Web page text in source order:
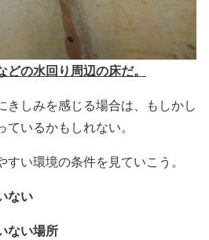
の水回り周辺の床だ。
きしみを感じる場合は、もしかし
いるかもしれない。
い環境の条件を見ていこう。
ない
ない場所